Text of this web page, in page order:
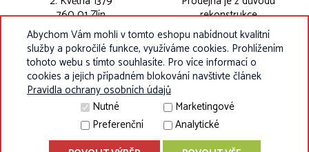
760 01 Zlín
rekonstrukce
dočasně uzavřena.
Abychom Vám mohli v tomto eshopu nabídnout kvalitní
služby a pokročilé funkce, využíváme cookies. Prohlížením
tohoto webu s tímto souhlasíte. Pro více informací o
cookies a jejich případném blokování navštivte článek
Pravidla ochrany osobních údajů
Nutné
Marketingové
Preferenční
Analytické